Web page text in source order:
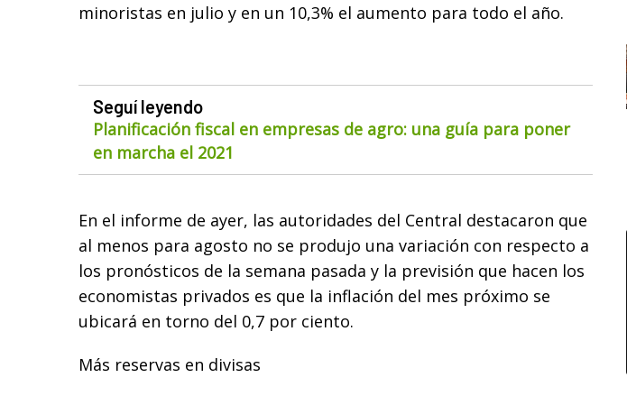
minoristas en julio y en un 10,3% el aumento para todo el año.
Seguí leyendo
Planificación fiscal en empresas de agro: una guía para poner
en marcha el 2021
En el informe de ayer, las autoridades del Central destacaron que
al menos para agosto no se produjo una variación con respecto a
los pronósticos de la semana pasada y la previsión que hacen los
economistas privados es que la inflación del mes próximo se
ubicará en torno del 0,7 por ciento.
Más reservas en divisas